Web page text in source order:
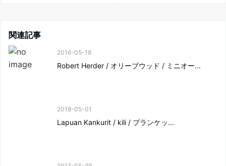
関連記事
2016-05-18
Robert Herder / オリーブウッド / ミニオー...
2018-05-01
Lapuan Kankurit / kili / ブランケッ...